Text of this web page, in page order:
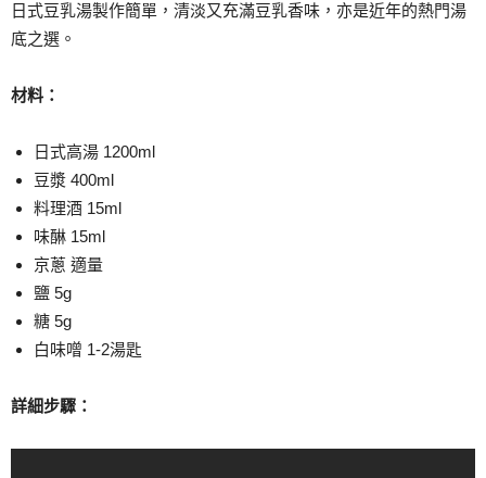
日式豆乳湯製作簡單，清淡又充滿豆乳香味，亦是近年的熱門湯
底之選。
材料：
日式高湯 1200ml
豆漿 400ml
料理酒 15ml
味醂 15ml
京蔥 適量
鹽 5g
糖 5g
白味噌 1-2湯匙
詳細步驟：